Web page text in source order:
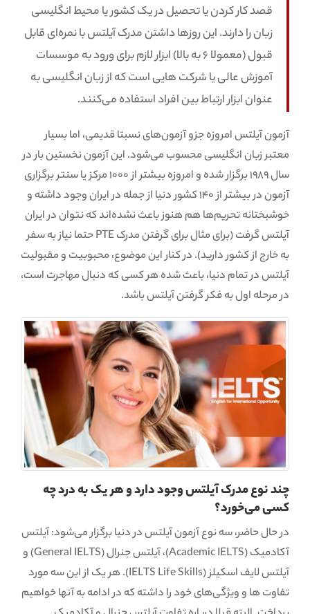
قصد کار کردن یا تحصیل در یک کشور یا محیط انگلیسی
زبان را دارند. این روزها داشتن مدرک آیلتس با نمره‌ای قابل
قبول (معمولا 6 به بالا) ابزار لازم برای ورود به موسسات
آموزش عالی یا شرکت هایی است که از زبان انگلیسی به
عنوان ابزار ارتباط بین افراد استفاده می‌کنند.
آزمون آیلتس امروزه جزو آزمون‌های نسبتا قدیمی، اما بسیار
معتبر زبان انگلیسی محسوب می‌شود. این آزمون نخستین بار در
سال 1989 برگزار شده و امروزه بیشتر از 1000 مرکز یا سنتر برگزاری
آزمون در بیشتر از 140 کشور دنیا از جمله در ایران وجود داشته و
خوشبختانه تحریم‌ها هم هنوز باعث نشده‌اند که نتوان در ایران
آیلتس گرفت (برای مثال برای گرفتن مدرک PTE حتما نیاز به سفر
به خارج از کشور دارید). در کنار این موضوع، محبوبیت و مقبولیت
آیلتس در تمام دنیا، باعث شده هر کسی که دنبال مهاجرت است،
در مرحله اول به فکر گرفتن آیلتس باشد.
چند نوع مدرک آیلتس وجود دارد و هر یک به درد چه
کسی می‌خورد؟
در حال حاضر، سه نوع آزمون آیلتس در دنیا برگزار می‌شود: آیلتس
آکادمیک (Academic IELTS)، آیلتس جنرال (General IELTS) و
آیلتس لایف اسکیلز (IELTS Life Skills). هر یک از این سه مورد
تفاوت ها و ویژگی‌های خود را داشته که در ادامه به آنها خواهیم